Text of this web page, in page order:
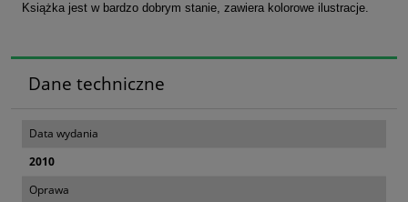
Książka jest w bardzo dobrym stanie, zawiera kolorowe ilustracje.
Dane techniczne
Data wydania
2010
Oprawa